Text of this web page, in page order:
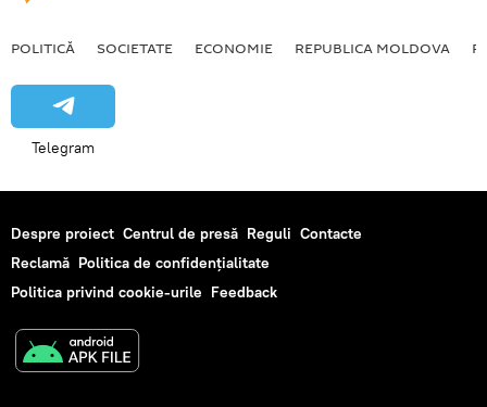
POLITICĂ SOCIETATE ECONOMIE REPUBLICA MOLDOVA
Telegram
Despre proiect Centrul de presă Reguli Contacte
Reclamă Politica de confidențialitate
Politica privind cookie-urile Feedback